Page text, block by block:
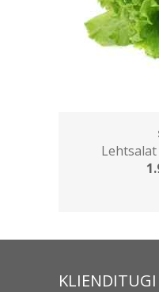
KLIENDITUGI